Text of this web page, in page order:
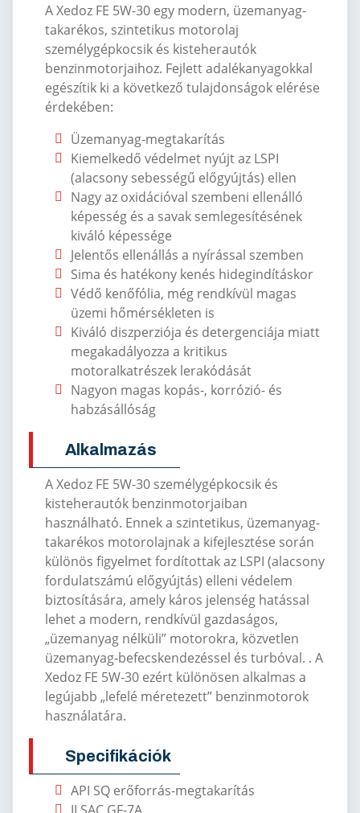
A Xedoz FE 5W-30 egy modern, üzemanyag-
takarékos, szintetikus motorolaj
személygépkocsik és kisteherautók
benzinmotorjaihoz. Fejlett adalékanyagokkal
egészítik ki a következő tulajdonságok elérése
érdekében:
Üzemanyag-megtakarítás
Kiemelkedő védelmet nyújt az LSPI
(alacsony sebességű előgyújtás) ellen
Nagy az oxidációval szembeni ellenálló
képesség és a savak semlegesítésének
kiváló képessége
Jelentős ellenállás a nyírással szemben
Sima és hatékony kenés hidegindításkor
Védő kenőfólia, még rendkívül magas
üzemi hőmérsékleten is
Kiváló diszperziója és detergenciája miatt
megakadályozza a kritikus
motoralkatrészek lerakódását
Nagyon magas kopás-, korrózió- és
habzásállóság
Alkalmazás
A Xedoz FE 5W-30 személygépkocsik és
kisteherautók benzinmotorjaiban
használható. Ennek a szintetikus, üzemanyag-
takarékos motorolajnak a kifejlesztése során
különös figyelmet fordítottak az LSPI (alacsony
fordulatszámú előgyújtás) elleni védelem
biztosítására, amely káros jelenség hatással
lehet a modern, rendkívül gazdaságos,
„üzemanyag nélküli” motorokra, közvetlen
üzemanyag-befecskendezéssel és turbóval. . A
Xedoz FE 5W-30 ezért különösen alkalmas a
legújabb „lefelé méretezett” benzinmotorok
használatára.
Specifikációk
API SQ erőforrás-megtakarítás